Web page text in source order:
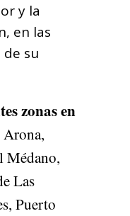
y la
en las
su
zonas en
Arona,
Médano,
Las
Puerto